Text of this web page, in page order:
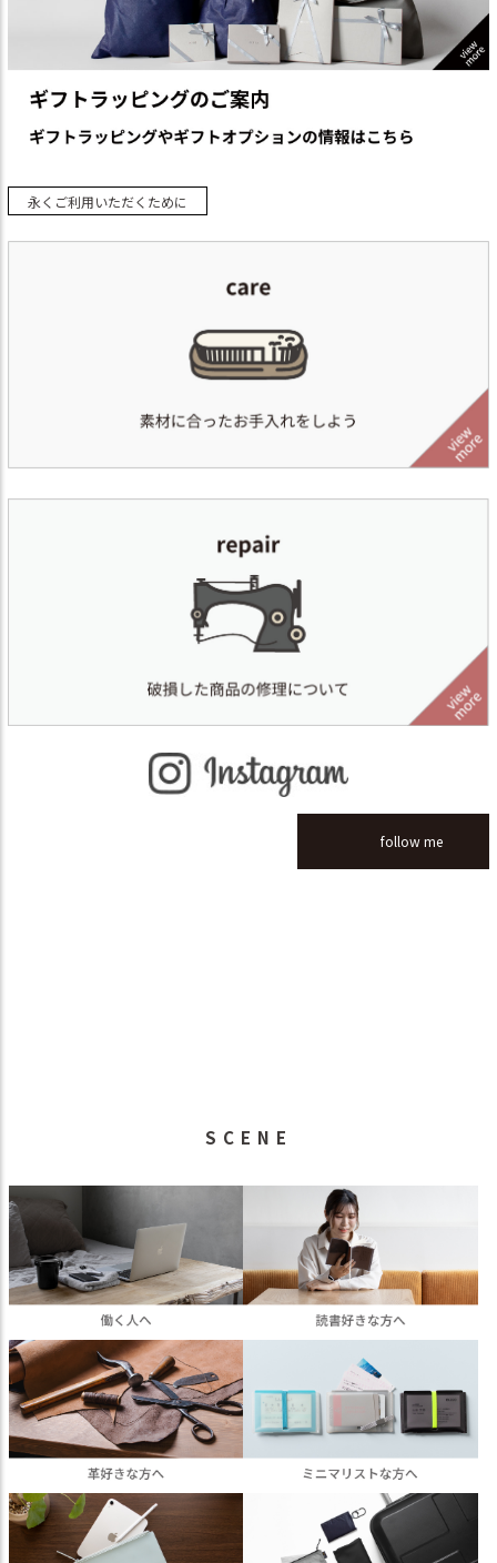
永くご利用いただくために
follow me
SCENE